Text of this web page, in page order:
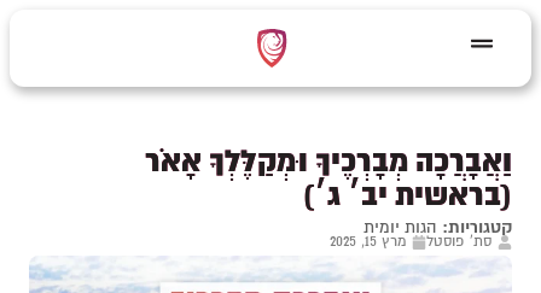
וַאֲבָרֲכָה מְבָרְכֶיךָ וּמְקַלֶּלְךָ אָאֹר
(בראשית יב׳ ג׳)
קטגוריות: הגות יומית
סת' פוסטל מרץ 15, 2025